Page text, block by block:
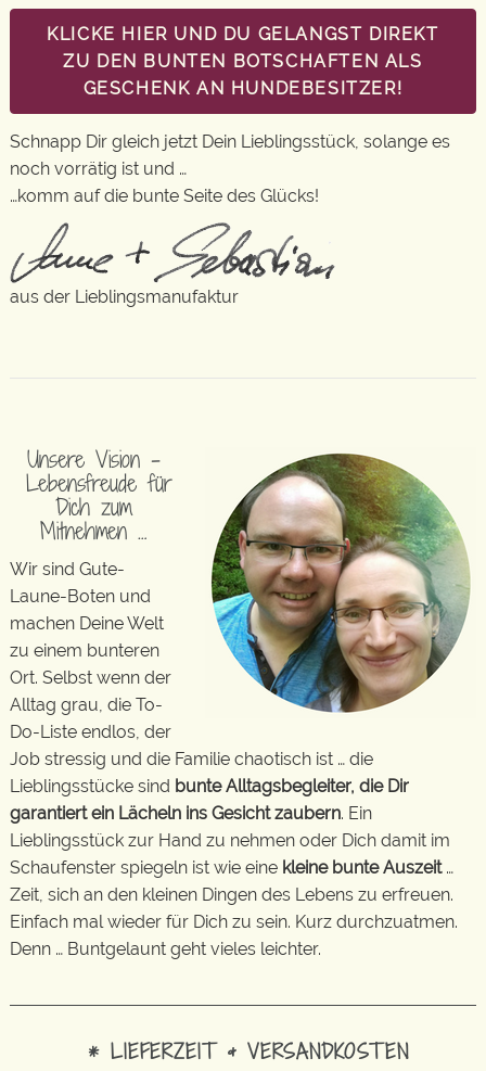
KLICKE HIER UND DU GELANGST DIREKT
ZU DEN BUNTEN BOTSCHAFTEN ALS
GESCHENK AN HUNDEBESITZER!
Schnapp Dir gleich jetzt Dein Lieblingsstück, solange es
noch vorrätig ist und …
…komm auf die bunte Seite des Glücks!
aus der Lieblingsmanufaktur
Unsere Vision –
Lebensfreude für
Dich zum
Mitnehmen …
Wir sind Gute-
Laune-Boten und
machen Deine Welt
zu einem bunteren
Ort. Selbst wenn der
Alltag grau, die To-
Do-Liste endlos, der
Job stressig und die Familie chaotisch ist … die
Lieblingsstücke sind bunte Alltagsbegleiter, die Dir
garantiert ein Lächeln ins Gesicht zaubern. Ein
Lieblingsstück zur Hand zu nehmen oder Dich damit im
Schaufenster spiegeln ist wie eine kleine bunte Auszeit…
Zeit, sich an den kleinen Dingen des Lebens zu erfreuen.
Einfach mal wieder für Dich zu sein. Kurz durchzuatmen.
Denn … Buntgelaunt geht vieles leichter.
* LIEFERZEIT & VERSANDKOSTEN